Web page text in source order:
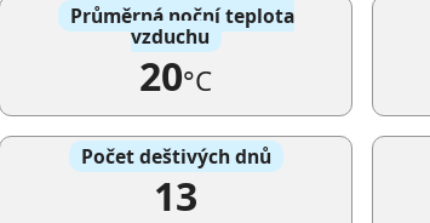
Průměrná noční teplota
vzduchu
20°C
Počet deštivých dnů
13